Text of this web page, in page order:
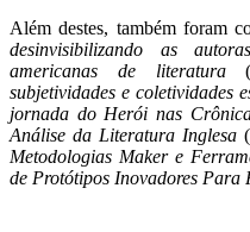
Além destes, também foram
desinvisibilizando as
americanas de literatura
subjetividades e coletividades
jornada do Herói nas
Análise da Literatura Inglesa
Metodologias Maker e
de Protótipos Inovadores Para